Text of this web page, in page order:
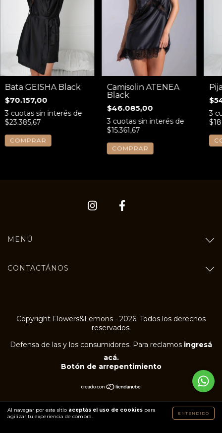
Al navegar por este sitio aceptás el uso de cookies para
agilizar tu experiencia de compra.
ENTENDIDO
Bata GEISHA Black
$70.157,00
3 cuotas sin interés de
$23.385,67
COMPRAR
Camisolin ATENEA
Black
$46.085,00
3 cuotas sin interés de
$15.361,67
COMPRAR
3
MENÚ
CONTACTÁNOS
Copyright Flowers&Lemons - 2026. Todos los derechos
reservados.
Defensa de las y los consumidores. Para reclamos ingresá
acá.
Botón de arrepentimiento